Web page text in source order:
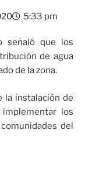
5:33 pm
señaló que los
de agua
de la zona.
la instalación de
los
del